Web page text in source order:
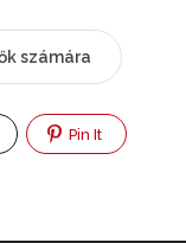
számára
Pin It